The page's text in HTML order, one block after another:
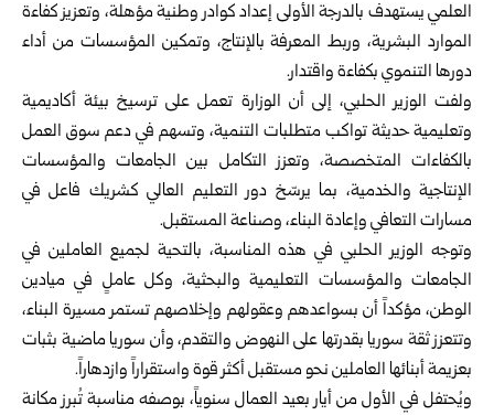
العلمي يستهدف بالدرجة الأولى إعداد كوادر وطنية مؤهلة، وتعزيز كفاءة
الموارد البشرية، وربط المعرفة بالإنتاج، وتمكين المؤسسات من أداء
دورها التنموي بكفاءة واقتدار.
ولفت الوزير الحلبي، إلى أن الوزارة تعمل على ترسيخ بيئة أكاديمية
وتعليمية حديثة تواكب متطلبات التنمية، وتسهم في دعم سوق العمل
بالكفاءات المتخصصة، وتعزز التكامل بين الجامعات والمؤسسات
الإنتاجية والخدمية، بما يرسّخ دور التعليم العالي كشريك فاعل في
مسارات التعافي وإعادة البناء، وصناعة المستقبل.
وتوجه الوزير الحلبي في هذه المناسبة، بالتحية لجميع العاملين في
الجامعات والمؤسسات التعليمية والبحثية، وكل عاملٍ في ميادين
الوطن، مؤكداً أن بسواعدهم وعقولهم وإخلاصهم تستمر مسيرة البناء،
وتتعزز ثقة سوريا بقدرتها على النهوض والتقدم، وأن سوريا ماضية بثبات
بعزيمة أبنائها العاملين نحو مستقبل أكثر قوة واستقراراً وازدهاراً.
ويُحتفل في الأول من أيار بعيد العمال سنوياً، بوصفه مناسبة تُبرز مكانة